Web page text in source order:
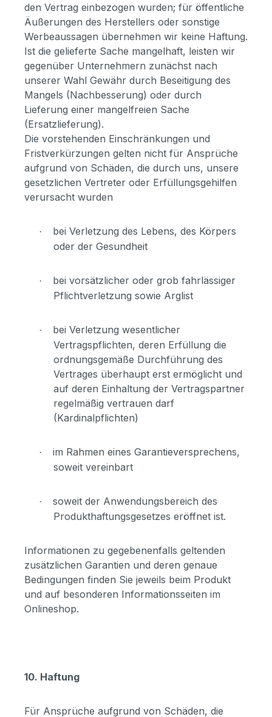
den Vertrag einbezogen wurden; für öffentliche
Äußerungen des Herstellers oder sonstige
Werbeaussagen übernehmen wir keine Haftung.
Ist die gelieferte Sache mangelhaft, leisten wir
gegenüber Unternehmern zunächst nach
unserer Wahl Gewähr durch Beseitigung des
Mangels (Nachbesserung) oder durch
Lieferung einer mangelfreien Sache
(Ersatzlieferung).
Die vorstehenden Einschränkungen und
Fristverkürzungen gelten nicht für Ansprüche
aufgrund von Schäden, die durch uns, unsere
gesetzlichen Vertreter oder Erfüllungsgehilfen
verursacht wurden
·
bei Verletzung des Lebens, des Körpers
oder der Gesundheit
·
bei vorsätzlicher oder grob fahrlässiger
Pflichtverletzung sowie Arglist
·
bei Verletzung wesentlicher
Vertragspflichten, deren Erfüllung die
ordnungsgemäße Durchführung des
Vertrages überhaupt erst ermöglicht und
auf deren Einhaltung der Vertragspartner
regelmäßig vertrauen darf
(Kardinalpflichten)
·
im Rahmen eines Garantieversprechens,
soweit vereinbart
·
soweit der Anwendungsbereich des
Produkthaftungsgesetzes eröffnet ist.
Informationen zu gegebenenfalls geltenden
zusätzlichen Garantien und deren genaue
Bedingungen finden Sie jeweils beim Produkt
und auf besonderen Informationsseiten im
Onlineshop.
10. Haftung
Für Ansprüche aufgrund von Schäden, die